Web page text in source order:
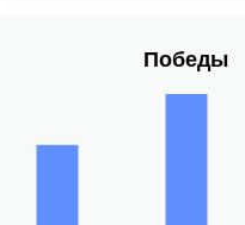
Победы